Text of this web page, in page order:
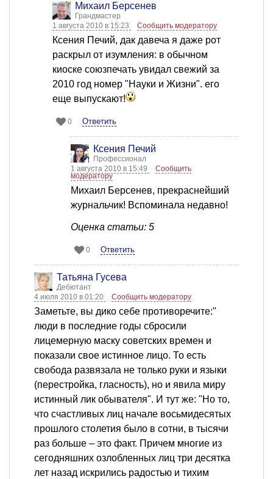
Михаил Берсенев
Грандмастер
1 августа 2010 в 15:23
Сообщить модератору
Ксения Печий, дак давеча я даже рот
раскрыл от изумления: в обычном
киоске союзпечать увидал свежий за
2010 год номер "Науки и Жизни". его
еще выпускают!
0 Ответить
Ксения Печий
Профессионал
1 августа 2010 в 15:49
Сообщить
модератору
Михаил Берсенев, прекраснейший
журнальчик! Вспоминала недавно!
Оценка статьи: 5
0 Ответить
Татьяна Гусева
Дебютант
4 июля 2010 в 01:20
Сообщить модератору
Заметьте, вы дико себе противоречите:"
люди в последние годы сбросили
лицемерную маску советских времен и
показали свое истинное лицо. То есть
свобода развязала не только руки и языки
(перестройка, гласность), но и явила миру
истинный лик обывателя". И тут же: "Но то,
что счастливых лиц начале восьмидесятых
прошлого столетия было в сотни, в тысячи
раз больше – это факт. Причем многие из
сегодняшних озлобленных лиц три десятка
лет назад искрились радостью и тихим